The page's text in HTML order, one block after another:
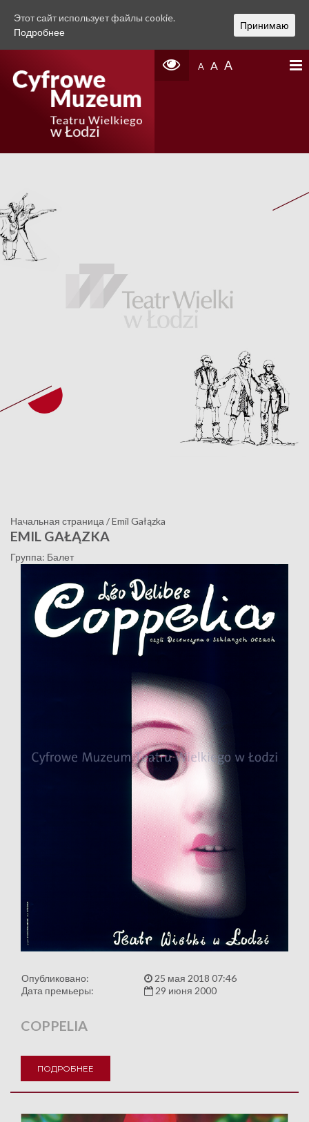
A A A
Начальная страница /Emil Gałązka
EMIL GAŁĄZKA
Группа: Балет
Опубликовано:
25 мая 2018 07:46
Дата премьеры:
29 июня 2000
COPPELIA
ПОДРОБНЕЕ
Этот сайт использует файлы cookie.
Подробнее
Принимаю